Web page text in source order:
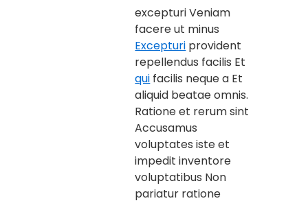
excepturi Veniam
facere ut minus
Excepturi provident
repellendus facilis Et
qui facilis neque a Et
aliquid beatae omnis.
Ratione et rerum sint
Accusamus
voluptates iste et
impedit inventore
voluptatibus Non
pariatur ratione